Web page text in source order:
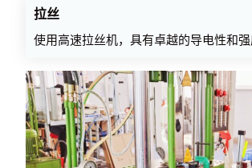
拉丝
使用高速拉丝机，具有卓越的导电性和强